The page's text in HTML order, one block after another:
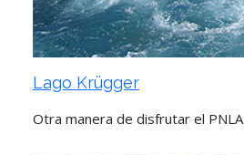
Lago Krügger
Otra manera de disfrutar el PNLA